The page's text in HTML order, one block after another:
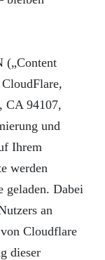
(„Content
CA 94107,
und
Ihrem
werden
geladen. Dabei
an
Cloudflare
dieser